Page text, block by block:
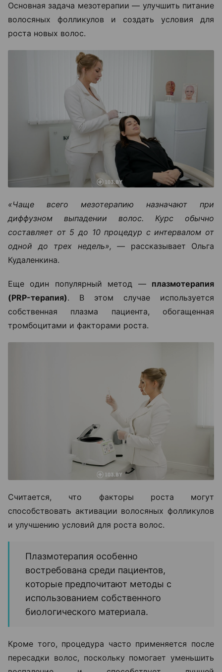
Основная задача мезотерапии — улучшить питание
волосяных фолликулов и создать условия для
роста новых волос.
«Чаще всего мезотерапию назначают при
диффузном выпадении волос. Курс обычно
составляет от 5 до 10 процедур с интервалом от
одной до трех недель», — рассказывает Ольга
Кудаленкина.
Еще один популярный метод — плазмотерапия
(PRP-терапия). В этом случае используется
собственная плазма пациента, обогащенная
тромбоцитами и факторами роста.
Считается, что факторы роста могут
способствовать активации волосяных фолликулов
и улучшению условий для роста волос.
Плазмотерапия особенно
востребована среди пациентов,
которые предпочитают методы с
использованием собственного
биологического материала.
Кроме того, процедура часто применяется после
пересадки волос, поскольку помогает уменьшить